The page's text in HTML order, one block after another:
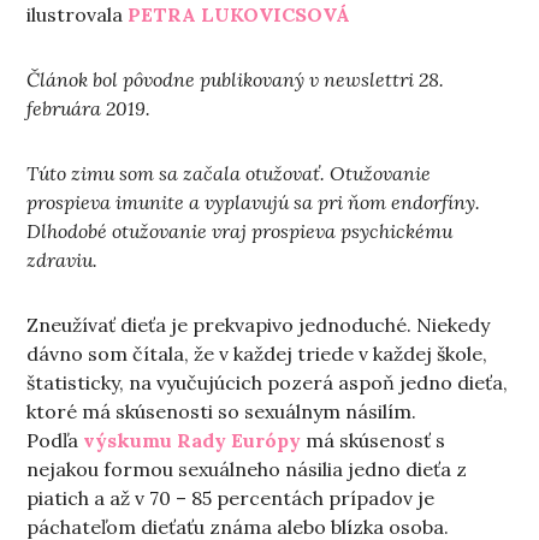
ilustrovala PETRA LUKOVICSOVÁ
Článok bol pôvodne publikovaný v newslettri 28.
februára 2019.
Túto zimu som sa začala otužovať. Otužovanie
prospieva imunite a vyplavujú sa pri ňom endorfíny.
Dlhodobé otužovanie vraj prospieva psychickému
zdraviu.
Zneužívať dieťa je prekvapivo jednoduché. Niekedy
dávno som čítala, že v každej triede v každej škole,
štatisticky, na vyučujúcich pozerá aspoň jedno dieťa,
ktoré má skúsenosti so sexuálnym násilím.
Podľa výskumu Rady Európy má skúsenosť s
nejakou formou sexuálneho násilia jedno dieťa z
piatich a až v 70 – 85 percentách prípadov je
páchateľom dieťaťu známa alebo blízka osoba.